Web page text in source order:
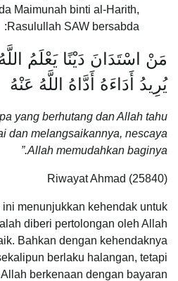
Maimunah binti al-Harith,
Rasulullah SAW bersabda:
مَنْ اسْتَدَانَ دَيْنًا يَعْلَمُ
يُرِيدُ أَدَاءَهُ أَدَّاهُ اللَّهُ عَنْهُ
yang berhutang dan Allah tahu
dan melangsaikannya, nescaya
Allah memudahkan baginya.”
Riwayat Ahmad (25840)
menunjukkan kehendak untuk
diberi pertolongan oleh Allah
Bahkan dengan kehendaknya
berlaku halangan, tetapi
berkenaan dengan bayaran